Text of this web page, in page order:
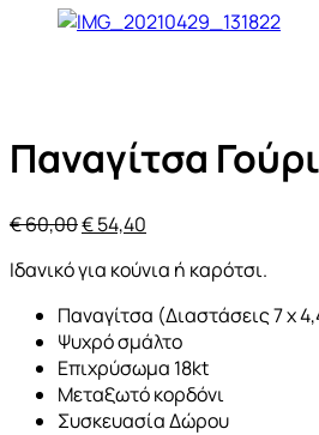
Παναγίτσα
€60,00Original
was:
€ 60,00.
€54,40
τιμή
είναι:
€ 54,40.
Ιδανικό για κούνια ή καρότσι.
Παναγίτσα (Διαστάσεις 7 x
Ψυχρό σμάλτο
Επιχρύσωμα 18kt
Μεταξωτό κορδόνι
Συσκευασία Δώρου